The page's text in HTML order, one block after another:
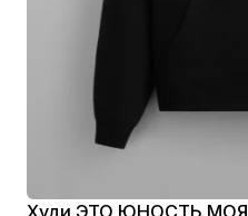
Худи ЭТО ЮНОСТЬ МОЯ